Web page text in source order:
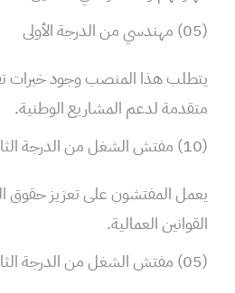
(05) مهندسي من الدرجة الأولى
يتطلب هذا المنصب وجود خبرات
متقدمة لدعم المشاريع الوطنية.
(10) مفتش الشغل من الدرجة الثانية
يعمل المفتشون على تعزيز حقوق
القوانين العمالية.
(05) مفتش الشغل من الدرجة الثالثة